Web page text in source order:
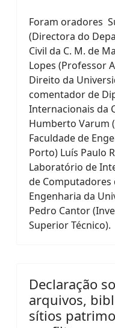
Foram oradores
(Directora do
Civil da C. M. de
Lopes (Professor
Direito da
comentador de
Internacionais da
Humberto Varum
Faculdade de
Porto) Luís Paulo
Laboratório de
de Computadores
Engenharia da
Pedro Cantor
Superior Técnico).
Declaração
arquivos,
sítios